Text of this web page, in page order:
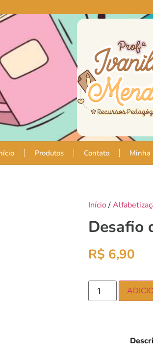
Produtos Contato Minha
Início/
Desafio
R$ 6,90